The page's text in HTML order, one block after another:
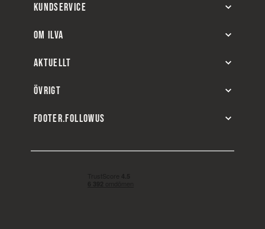
KUNDSERVICE
OM ILVA
AKTUELLT
ÖVRIGT
FOOTER.FOLLOWUS